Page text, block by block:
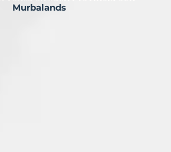
Murbalands